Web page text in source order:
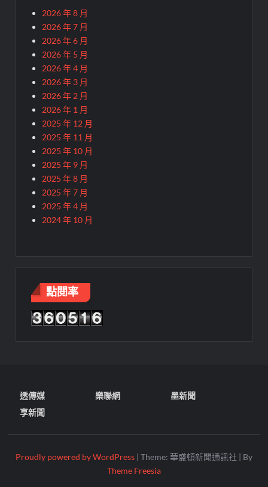
2026 年 8 月
2026 年 7 月
2026 年 6 月
2026 年 5 月
2026 年 4 月
2026 年 3 月
2026 年 2 月
2026 年 1 月
2025 年 12 月
2025 年 11 月
2025 年 10 月
2025 年 9 月
2025 年 8 月
2025 年 7 月
2025 年 4 月
2024 年 10 月
點閱率
透傳媒 樂聯網
墨新聞
享新聞
Proudly powered by WordPress | Theme: 華盛頓新聞通訊社 | By
Theme Freesia